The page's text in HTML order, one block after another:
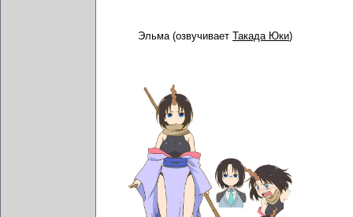
Эльма (озвучивает Такада Юки)